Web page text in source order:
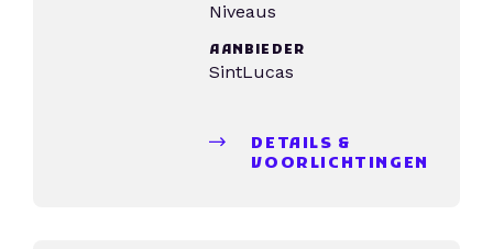
Niveau
4, MBO
Meerdere
SintLucas